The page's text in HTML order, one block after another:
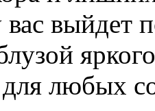
выйдет
любых